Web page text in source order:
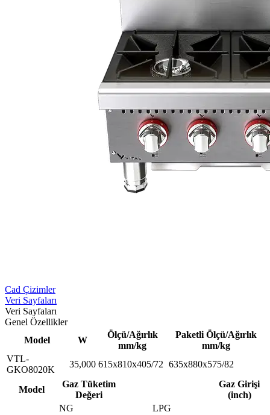
Cad Çizimler
Veri Sayfaları
Veri Sayfaları
Genel Özellikler
Model
W
Ölçü/Ağırlık
mm/kg
Paketli Ölçü/Ağırlık
mm/kg
VTL-
GKO8020K
35,000 615x810x405/72 635x880x575/82
Model
Gaz Tüketim
Değeri
Gaz Girişi
(inch)
NG
LPG